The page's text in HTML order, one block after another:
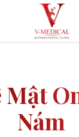
Mật
Nám